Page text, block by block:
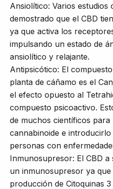
Ansiolítico: Varios estudios
demostrado que el CBD
ya que activa los
impulsando un estado de
ansiolítico y relajante.
Antipsicótico: El
planta de cáñamo es el
el efecto opuesto al
compuesto psicoactivo.
de muchos científicos para
cannabinoide e
personas con
Inmunosupresor: El CBD
un inmunosupresor ya
producción de Citoquinas